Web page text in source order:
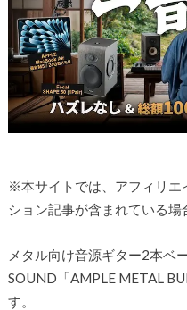
※本サイトでは、アフィリエ
ション記事が含まれている場
メタル向け音源ギター2本ベ
SOUND「AMPLE METAL
す。